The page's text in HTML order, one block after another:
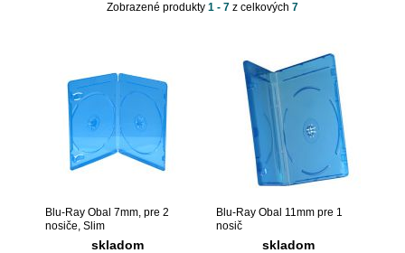
Zobrazené produkty 1 - 7 z celkových 7
Blu-Ray Obal 7mm, pre 2
nosiče, Slim
skladom
Blu-Ray Obal 11mm pre 1
nosič
skladom